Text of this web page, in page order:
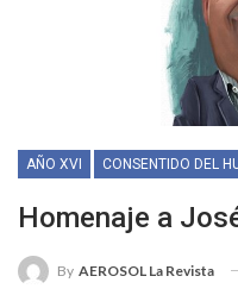
AÑO XVI
Homenaje a
By AEROSOL La Revista